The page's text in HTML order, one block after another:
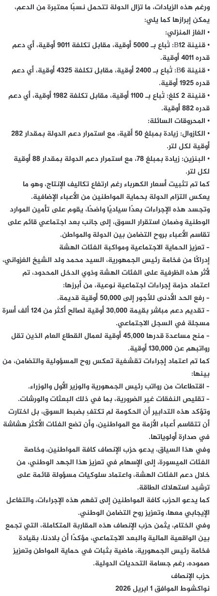
ورغم هذه الزيادات، ما تزال الدولة تتحمل نسبًا معتبرة من الدعم،
يمكن إبرازها كما يلي:
• الغاز المنزلي:
• قنينة B12: تُباع بـ 5000 أوقية، مقابل تكلفة 9011 أوقية، أي دعم
قدره 4011 أوقية.
• قنينة B6: تُباع بـ 2400 أوقية، مقابل تكلفة 4325 أوقية، أي دعم
قدره 1925 أوقية.
• قنينة 2 كلغ: تُباع بـ 1100 أوقية، مقابل تكلفة 1982 أوقية، أي دعم
قدره 882 أوقية.
• المحروقات السائلة:
• الكازوال: زيادة بمبلغ 50 أقية، مع استمرار دعم الدولة بمقدار 282
أوقية لكل لتر.
• البنزين: زيادة بمبلغ 78، مع استمرار دعم الدولة بمقدار 88 أوقية
لكل لتر.
كما تم تثبيت أسعار الكهرباء رغم ارتفاع تكاليف الإنتاج، وهو ما
يعكس التزام الدولة بحماية المواطنين من الأعباء الإضافية.
وتجسد هذه الإجراءات بعدًا سياديًا واضحًا، يقوم على تأمين الموارد
الوطنية وضمان استقرار السوق، إلى جانب بعد اجتماعي قائم على
تقاسم الأعباء بروح التضامن بين الدولة والمواطن.
– تعزيز الحماية الاجتماعية ومواكبة الفئات الهشة
إدراكًا من فخامة رئيس الجمهورية، السيد محمد ولد الشيخ الغزواني،
لأثر هذه الظرفية على الفئات الهشة وذوي الدخل المحدود، تم
اعتماد حزمة إجراءات اجتماعية نوعية، من أبرزها:
– رفع الحد الأدنى للأجور إلى 50,000 أوقية قديمة.
– تقديم دعم مباشر بقيمة 30,000 أوقية لصالح أكثر من 124 ألف أسرة
مسجلة في السجل الاجتماعي.
– منح مساعدة قدرها 45,000 أوقية لعمال القطاع العام الذين تقل
رواتبهم عن 130,000 أوقية.
كما تم اعتماد إجراءات تقشفية تعكس روح المسؤولية والتضامن، من
بينها:
– اقتطاعات من رواتب رئيس الجمهورية والوزير الأول والوزراء.
– تقليص النفقات غير الضرورية، بما في ذلك البعثات والورشات.
وتؤكد هذه التدابير أن الحكومة لم تكتفِ بضبط السوق، بل اختارت
أن تتقاسم أعباء الأزمة مع المواطنين، وأن تضع الفئات الأكثر هشاشة
في صدارة أولوياتها.
وفي هذا السياق، يدعو حزب الإنصاف كافة المواطنين، وخاصة
الفئات الميسورة، إلى الإسهام في تعزيز هذا الجهد الوطني، من
خلال دعم الفئات الهشة، واعتماد سلوكيات مسؤولة قائمة على
ترشيد استهلاك الطاقة.
كما يدعو الحزب كافة المواطنين إلى تفهم هذه الإجراءات، والتفاعل
الإيجابي معها، وتعزيز روح التضامن الوطني.
وفي الختام، يثمن حزب الإنصاف هذه المقاربة المتكاملة، التي تجمع
بين الواقعية المالية والبعد الاجتماعي، مؤكدًا أن بلادنا، بقيادة
فخامة رئيس الجمهورية، ماضية بثبات في حماية المواطن وتعزيز
صموده، رغم جسامة التحديات الدولية.
حزب الإنصاف
نواكشوط الموافق 1 ابريل 2026